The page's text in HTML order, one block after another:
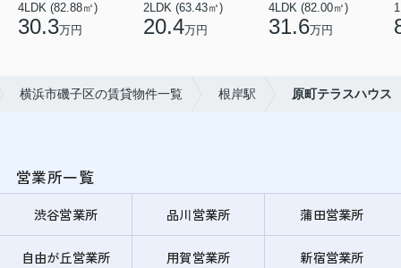
4LDK (82.88㎡)
30.3万円
2LDK (63.43㎡)
20.4万円
4LDK (82.00㎡)
31.6万円
横浜市磯子区の賃貸物件一覧 根岸駅 原町テラスハウス
営業所一覧
渋谷営業所 品川営業所 蒲田営業所
自由が丘営業所 用賀営業所 新宿営業所